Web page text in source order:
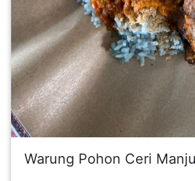
Warung Pohon Ceri
KECANTIKAN(7)
FESYEN
LELAKI(0)
MINYAK
WANGI(8)